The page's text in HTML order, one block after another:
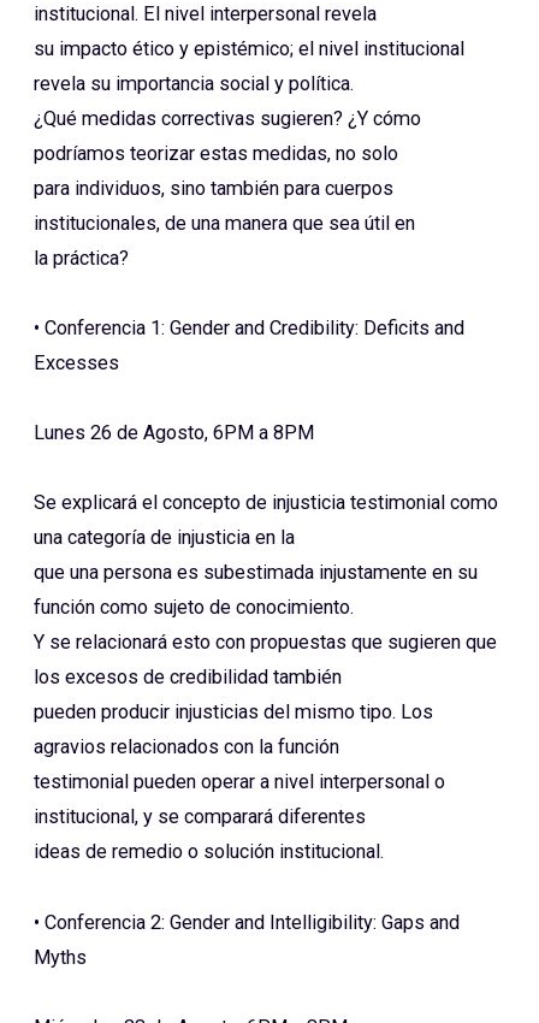
institucional. El nivel interpersonal revela
su impacto ético y epistémico; el nivel institucional
revela su importancia social y política.
¿Qué medidas correctivas sugieren? ¿Y cómo
podríamos teorizar estas medidas, no solo
para individuos, sino también para cuerpos
institucionales, de una manera que sea útil en
la práctica?
• Conferencia 1: Gender and Credibility: Deficits and
Excesses
Lunes 26 de Agosto, 6PM a 8PM
Se explicará el concepto de injusticia testimonial como
una categoría de injusticia en la
que una persona es subestimada injustamente en su
función como sujeto de conocimiento.
Y se relacionará esto con propuestas que sugieren que
los excesos de credibilidad también
pueden producir injusticias del mismo tipo. Los
agravios relacionados con la función
testimonial pueden operar a nivel interpersonal o
institucional, y se comparará diferentes
ideas de remedio o solución institucional.
• Conferencia 2: Gender and Intelligibility: Gaps and
Myths